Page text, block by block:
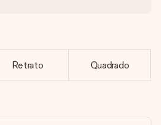
Retrato Quadrado